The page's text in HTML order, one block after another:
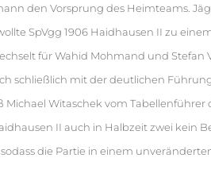
den Vorsprung des Heimteams.
SpVgg 1906 Haidhausen II zu
für Wahid Mohmand und Stefan
schließlich mit der deutlichen
Witaschek vom Tabellenführer
II auch in Halbzeit zwei kein
die Partie in einem